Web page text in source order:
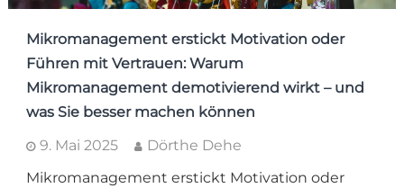
Mikromanagement erstickt Motivation oder
Führen mit Vertrauen: Warum
Mikromanagement demotivierend wirkt – und
was Sie besser machen können
9. Mai 2025
Dörthe Dehe
Mikromanagement erstickt Motivation oder